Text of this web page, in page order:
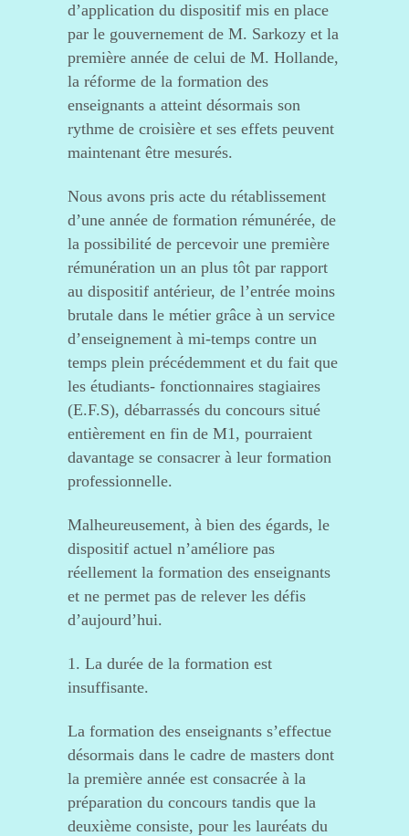
d’application du dispositif mis en place
par le gouvernement de M. Sarkozy et la
première année de celui de M. Hollande,
la réforme de la formation des
enseignants a atteint désormais son
rythme de croisière et ses effets peuvent
maintenant être mesurés.
Nous avons pris acte du rétablissement
d’une année de formation rémunérée, de
la possibilité de percevoir une première
rémunération un an plus tôt par rapport
au dispositif antérieur, de l’entrée moins
brutale dans le métier grâce à un service
d’enseignement à mi-temps contre un
temps plein précédemment et du fait que
les étudiants- fonctionnaires stagiaires
(E.F.S), débarrassés du concours situé
entièrement en fin de M1, pourraient
davantage se consacrer à leur formation
professionnelle.
Malheureusement, à bien des égards, le
dispositif actuel n’améliore pas
réellement la formation des enseignants
et ne permet pas de relever les défis
d’aujourd’hui.
1. La durée de la formation est
insuffisante.
La formation des enseignants s’effectue
désormais dans le cadre de masters dont
la première année est consacrée à la
préparation du concours tandis que la
deuxième consiste, pour les lauréats du